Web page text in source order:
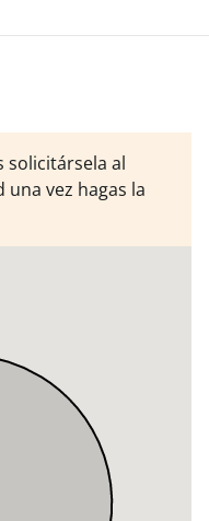
solicitársela al
vez hagas la